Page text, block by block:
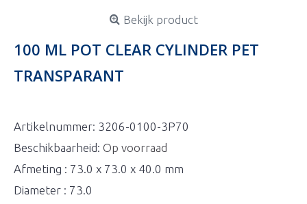
Bekijk product
100 ML POT CLEAR CYLINDER PET
TRANSPARANT
Artikelnummer: 3206-0100-3P70
Beschikbaarheid: Op voorraad
Afmeting : 73.0 x 73.0 x 40.0 mm
Diameter : 73.0